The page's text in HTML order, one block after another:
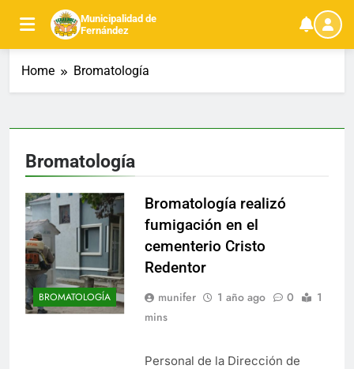
content
Municipalidad de
Fernández
Home Bromatología
Bromatología
BROMATOLOGÍA
Bromatología realizó
fumigación en el
cementerio Cristo
Redentor
munifer 1 año ago 0
1
mins
Personal de la Dirección de